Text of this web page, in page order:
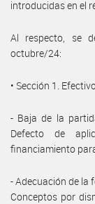
introducidas en el
Al respecto, se
octubre/24:
• Sección 1.
- Baja de la
Defecto de
financiamiento
- Adecuación de la
Conceptos por